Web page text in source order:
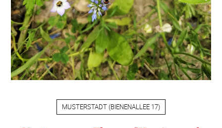
MUSTERSTADT (BIENENALLEE 17)